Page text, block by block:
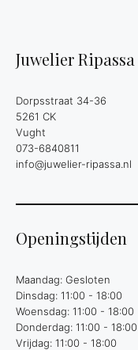
Juwelier Ripassa
Dorpsstraat 34-36
5261 CK
Vught
073-6840811
info@juwelier-ripassa.nl
Openingstijden
Maandag: Gesloten
Dinsdag: 11:00 - 18:00
Woensdag: 11:00 - 18:00
Donderdag: 11:00 - 18:00
Vrijdag: 11:00 - 18:00